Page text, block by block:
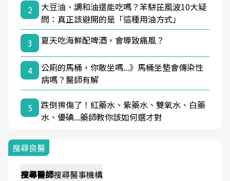
2
大豆油、調和油還能吃嗎？苯駢芘風波10大疑
問：真正該避開的是「這種用油方式」
3
夏天吃海鮮配啤酒，會導致痛風？
4
公廁的馬桶，你敢坐嗎...》馬桶坐墊會傳染性
病嗎？醫師有解
5
跌倒擦傷了！紅藥水、紫藥水、雙氧水、白藥
水、優碘...藥師教你該如何選才對
搜尋良醫
搜尋醫師搜尋醫事機構